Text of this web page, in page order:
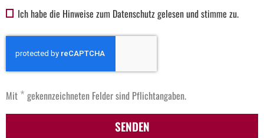
Ich habe die Hinweise zum Datenschutz gelesen und stimme zu.
Mit * gekennzeichneten Felder sind Pflichtangaben.
SENDEN